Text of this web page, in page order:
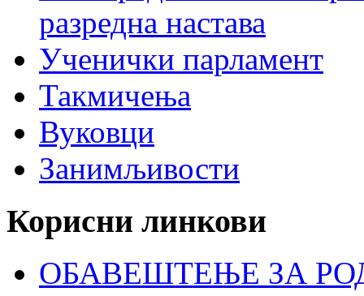
разредна настава
Ученички парламент
Такмичења
Вуковци
Занимљивости
Корисни линкови
ОБАВЕШТЕЊЕ ЗА